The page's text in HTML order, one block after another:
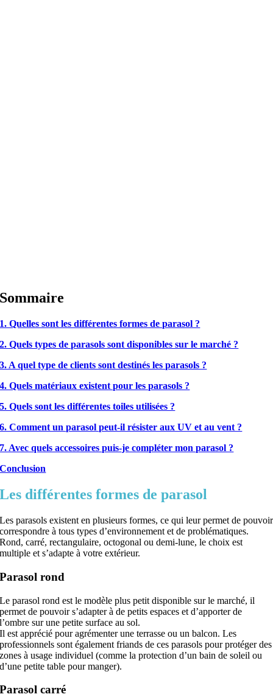
Sommaire
1. Quelles sont les différentes formes de parasol ?
2. Quels types de parasols sont disponibles sur le marché ?
3. A quel type de clients sont destinés les parasols ?
4. Quels matériaux existent pour les parasols ?
5. Quels sont les différentes toiles utilisées ?
6. Comment un parasol peut-il résister aux UV et au vent ?
7. Avec quels accessoires puis-je compléter mon parasol ?
Conclusion
Les différentes formes de parasol
Les parasols existent en plusieurs formes, ce qui leur permet de pouvoir
correspondre à tous types d’environnement et de problématiques.
Rond, carré, rectangulaire, octogonal ou demi-lune, le choix est
multiple et s’adapte à votre extérieur.
Parasol rond
Le parasol rond est le modèle plus petit disponible sur le marché, il
permet de pouvoir s’adapter à de petits espaces et d’apporter de
l’ombre sur une petite surface au sol.
Il est apprécié pour agrémenter une terrasse ou un balcon. Les
professionnels sont également friands de ces parasols pour protéger des
zones à usage individuel (comme la protection d’un bain de soleil ou
d’une petite table pour manger).
Parasol carré